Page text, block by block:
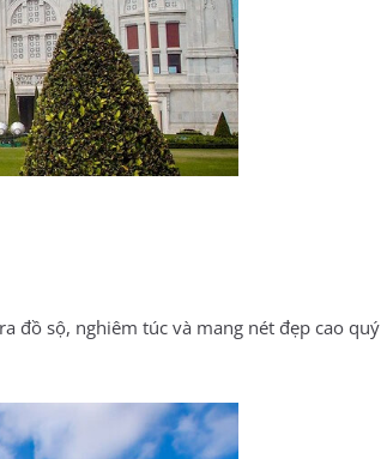
đồ sộ, nghiêm túc và mang nét đẹp cao quý